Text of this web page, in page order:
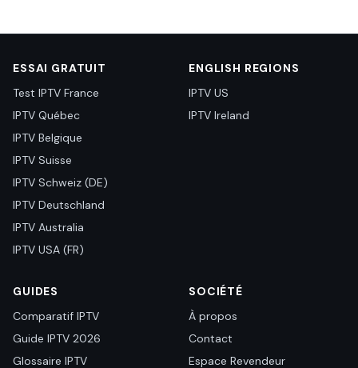
ESSAI GRATUIT
Test IPTV France
IPTV Québec
IPTV Belgique
IPTV Suisse
IPTV Schweiz (DE)
IPTV Deutschland
IPTV Australia
IPTV USA (FR)
ENGLISH REGIONS
IPTV US
IPTV Ireland
GUIDES
Comparatif IPTV
Guide IPTV 2026
Glossaire IPTV
SOCIÉTÉ
À propos
Contact
Espace Revendeur